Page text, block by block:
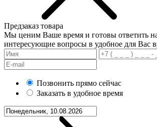
Предзаказ товара
Мы ценим Ваше время и готовы ответить
интересующие вопросы в удобное для Вас
Позвонить прямо сейчас
Заказать в удобное время